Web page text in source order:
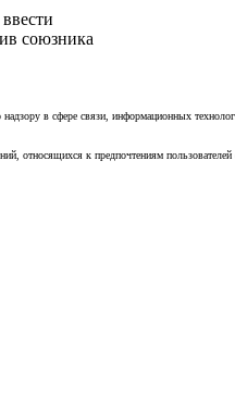
союзника
в сфере связи, информационных
относящихся к предпочтениям